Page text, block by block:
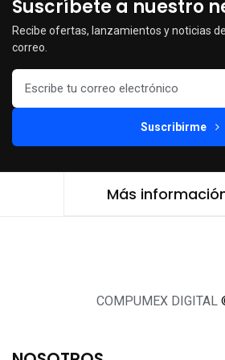
Suscríbete a nuestro
Recibe ofertas, lanzamientos y noticias
correo.
Suscribirme
Más
COMPUMEX DIGITAL